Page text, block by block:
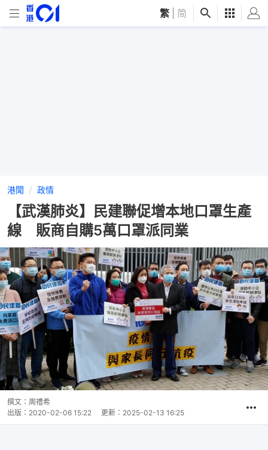
繁 简
港聞 政情
【武漢肺炎】民建聯促增本地口罩生產
線 販商自購5萬口罩派同業
撰文： 周禮希
出版： 2020-02-06 15:22 更新： 2025-02-13 16:25